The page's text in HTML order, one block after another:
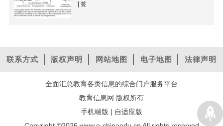
| 签
联系方式 版权声明 网站地图 电子地图 法律声明
全面汇总教育各类信息的综合门户服务平台
教育信息网 版权所有
手机端版 | 自适应版